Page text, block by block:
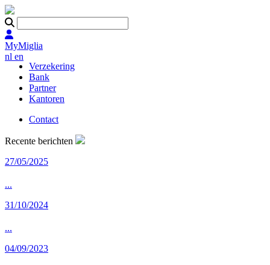
MyMiglia
nl en
Verzekering
Bank
Partner
Kantoren
Contact
Recente berichten
27/05/2025
...
31/10/2024
...
04/09/2023